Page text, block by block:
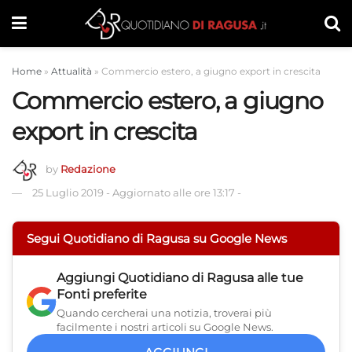
Home » Attualità » Commercio estero, a giugno export in crescita
Commercio estero, a giugno
export in crescita
by Redazione
25 Luglio 2019 - Aggiornato alle ore 13:17 -
Segui Quotidiano di Ragusa su Google News
Aggiungi Quotidiano di Ragusa alle tue
Fonti preferite
Quando cercherai una notizia, troverai più
facilmente i nostri articoli su Google News.